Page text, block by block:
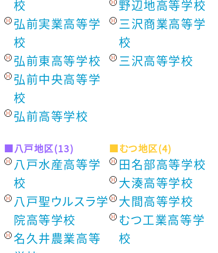
校
弘前実業高等学
校
弘前東高等学校
弘前中央高等学
校
弘前高等学校
野辺地高等学校
三沢商業高等学
校
三沢高等学校
■八戸地区(13)
八戸水産高等学
校
八戸聖ウルスラ学
院高等学校
名久井農業高等
■むつ地区(4)
田名部高等学校
大湊高等学校
大間高等学校
むつ工業高等学
校